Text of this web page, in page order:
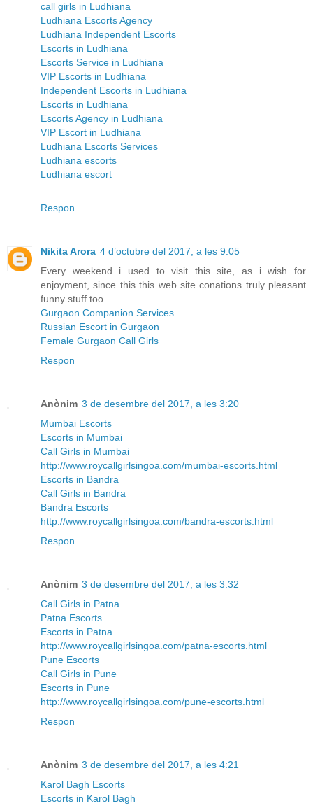
call girls in Ludhiana
Ludhiana Escorts Agency
Ludhiana Independent Escorts
Escorts in Ludhiana
Escorts Service in Ludhiana
VIP Escorts in Ludhiana
Independent Escorts in Ludhiana
Escorts in Ludhiana
Escorts Agency in Ludhiana
VIP Escort in Ludhiana
Ludhiana Escorts Services
Ludhiana escorts
Ludhiana escort
Respon
Nikita Arora 4 d’octubre del 2017, a les 9:05
Every weekend i used to visit this site, as i wish for
enjoyment, since this this web site conations truly pleasant
funny stuff too.
Gurgaon Companion Services
Russian Escort in Gurgaon
Female Gurgaon Call Girls
Respon
Anònim 3 de desembre del 2017, a les 3:20
Mumbai Escorts
Escorts in Mumbai
Call Girls in Mumbai
http://www.roycallgirlsingoa.com/mumbai-escorts.html
Escorts in Bandra
Call Girls in Bandra
Bandra Escorts
http://www.roycallgirlsingoa.com/bandra-escorts.html
Respon
Anònim 3 de desembre del 2017, a les 3:32
Call Girls in Patna
Patna Escorts
Escorts in Patna
http://www.roycallgirlsingoa.com/patna-escorts.html
Pune Escorts
Call Girls in Pune
Escorts in Pune
http://www.roycallgirlsingoa.com/pune-escorts.html
Respon
Anònim 3 de desembre del 2017, a les 4:21
Karol Bagh Escorts
Escorts in Karol Bagh